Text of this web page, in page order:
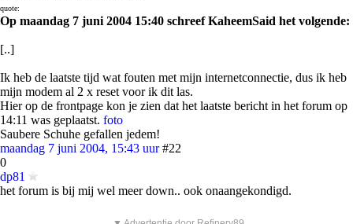
quote:
Op maandag 7 juni 2004 15:40 schreef KaheemSaid het volgende:
[..]
Ik heb de laatste tijd wat fouten met mijn internetconnectie, dus ik heb
mijn modem al 2 x reset voor ik dit las.
Hier op de frontpage kon je zien dat het laatste bericht in het forum op
14:11 was geplaatst. foto
Saubere Schuhe gefallen jedem!
maandag 7 juni 2004, 15:43 uur #22
0
dp81
het forum is bij mij wel meer down.. ook onaangekondigd.